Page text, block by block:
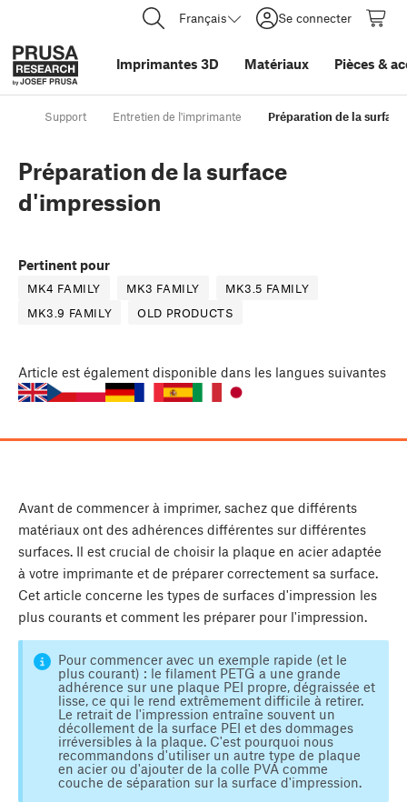
Français Se connecter
Imprimantes 3D Matériaux Pièces &
Support Entretien de l'imprimante Préparation de la
Préparation de la surface
d'impression
Pertinent pour
MK4 FAMILY MK3 FAMILY
MK3.5 FAMILY
MK3.9 FAMILY
OLD PRODUCTS
Article est également disponible dans les langues suivantes
Avant de commencer à imprimer, sachez que différents
matériaux ont des adhérences différentes sur différentes
surfaces. Il est crucial de choisir la plaque en acier adaptée
à votre imprimante et de préparer correctement sa surface.
Cet article concerne les types de surfaces d'impression les
plus courants et comment les préparer pour l'impression.
Pour commencer avec un exemple rapide (et le
plus courant) : le filament PETG a une grande
adhérence sur une plaque PEI propre, dégraissée et
lisse, ce qui le rend extrêmement difficile à retirer.
Le retrait de l'impression entraîne souvent un
décollement de la surface PEI et des dommages
irréversibles à la plaque. C'est pourquoi nous
recommandons d'utiliser un autre type de plaque
en acier ou d'ajouter de la colle PVA comme
couche de séparation sur la surface d'impression.